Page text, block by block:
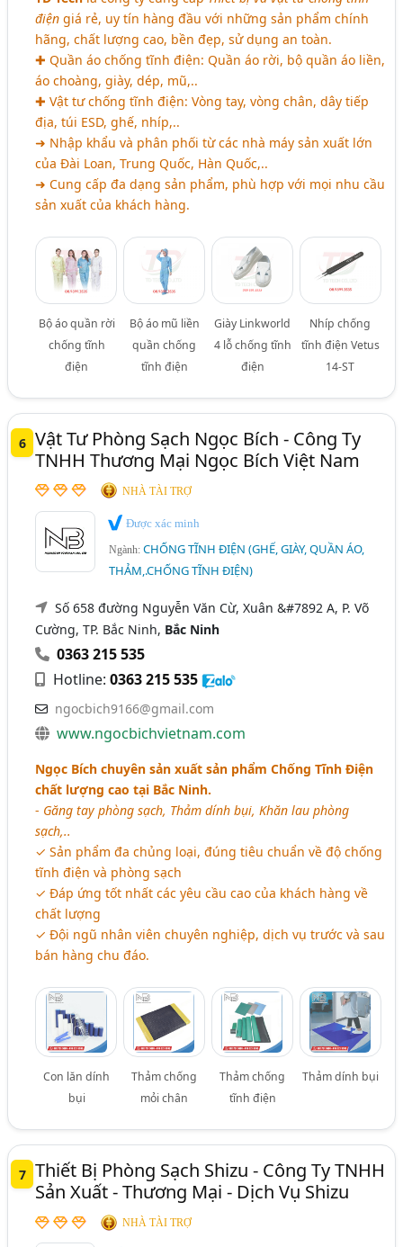
điện giá rẻ, uy tín hàng đầu với những sản phẩm chính
hãng, chất lượng cao, bền đẹp, sử dụng an toàn.
✚ Quần áo chống tĩnh điện: Quần áo rời, bộ quần áo liền,
áo choàng, giày, dép, mũ,..
✚ Vật tư chống tĩnh điện: Vòng tay, vòng chân, dây tiếp
địa, túi ESD, ghế, nhíp,..
➜ Nhập khẩu và phân phối từ các nhà máy sản xuất lớn
của Đài Loan, Trung Quốc, Hàn Quốc,..
➜ Cung cấp đa dạng sản phẩm, phù hợp với mọi nhu cầu
sản xuất của khách hàng.
Bộ áo quần rời
chống tĩnh
điện
Bộ áo mũ liền
quần chống
tĩnh điện
Giày Linkworld
4 lỗ chống tĩnh
điện
Nhíp chống
tĩnh điện Vetus
14-ST
6 Vật Tư Phòng Sạch Ngọc Bích - Công Ty
TNHH Thương Mại Ngọc Bích Việt Nam
NHÀ TÀI TRỢ
Được xác minh
Ngành:CHỐNG TĨNH ĐIỆN (GHẾ, GIÀY, QUẦN ÁO,
THẢM,.CHỐNG TĨNH ĐIỆN)
Số 658 đường Nguyễn Văn Cừ, Xuân &#7892 A, P. Võ
Cường, TP. Bắc Ninh, Bắc Ninh
0363 215 535
Hotline:0363 215 535
ngocbich9166@gmail.com
www.ngocbichvietnam.com
Ngọc Bích chuyên sản xuất sản phẩm Chống Tĩnh Điện
chất lượng cao tại Bắc Ninh.
- Găng tay phòng sạch, Thảm dính bụi, Khăn lau phòng
sạch,..
✓ Sản phẩm đa chủng loại, đúng tiêu chuẩn về độ chống
tĩnh điện và phòng sạch
✓ Đáp ứng tốt nhất các yêu cầu cao của khách hàng về
chất lượng
✓ Đội ngũ nhân viên chuyên nghiệp, dịch vụ trước và sau
bán hàng chu đáo.
Con lăn dính
bụi
Thảm chống
mỏi chân
Thảm chống
tĩnh điện
Thảm dính bụi
7 Thiết Bị Phòng Sạch Shizu - Công Ty TNHH
Sản Xuất - Thương Mại - Dịch Vụ Shizu
NHÀ TÀI TRỢ